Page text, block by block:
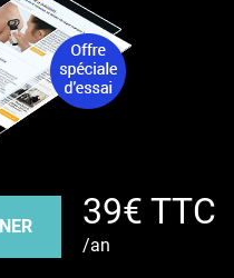
Youbute39€ TTC
/an